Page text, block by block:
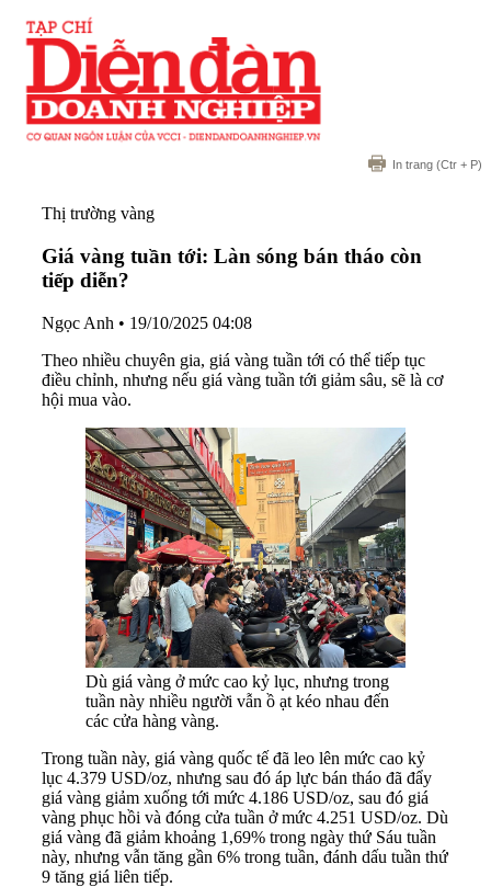
In trang (Ctr + P)
Thị trường vàng
Giá vàng tuần tới: Làn sóng bán tháo còn
tiếp diễn?
Ngọc Anh • 19/10/2025 04:08
Theo nhiều chuyên gia, giá vàng tuần tới có thể tiếp tục
điều chỉnh, nhưng nếu giá vàng tuần tới giảm sâu, sẽ là cơ
hội mua vào.
Dù giá vàng ở mức cao kỷ lục, nhưng trong
tuần này nhiều người vẫn ồ ạt kéo nhau đến
các cửa hàng vàng.
Trong tuần này, giá vàng quốc tế đã leo lên mức cao kỷ
lục 4.379 USD/oz, nhưng sau đó áp lực bán tháo đã đẩy
giá vàng giảm xuống tới mức 4.186 USD/oz, sau đó giá
vàng phục hồi và đóng cửa tuần ở mức 4.251 USD/oz. Dù
giá vàng đã giảm khoảng 1,69% trong ngày thứ Sáu tuần
này, nhưng vẫn tăng gần 6% trong tuần, đánh dấu tuần thứ
9 tăng giá liên tiếp.